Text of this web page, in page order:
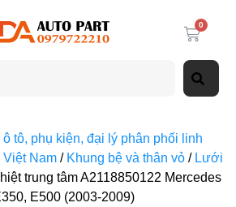
0
ô tô, phụ kiện, đại lý phân phối linh
Việt Nam / Khung bệ và thân vỏ / Lưới
trung tâm A2118850122 Mercedes
E500 (2003-2009)